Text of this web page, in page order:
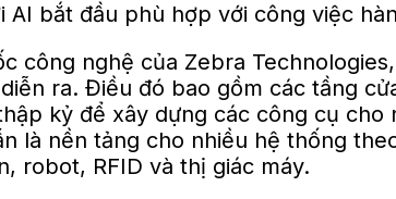
AI bắt đầu phù hợp với công việc
công nghệ của Zebra
ra. Điều đó bao gồm các tầng
kỷ để xây dựng các công cụ
là nền tảng cho nhiều hệ thống
robot, RFID và thị giác máy.